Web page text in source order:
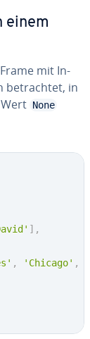
einem
mit In­
be­trach­tet, in
None
] ,
, 'Chicago' ,